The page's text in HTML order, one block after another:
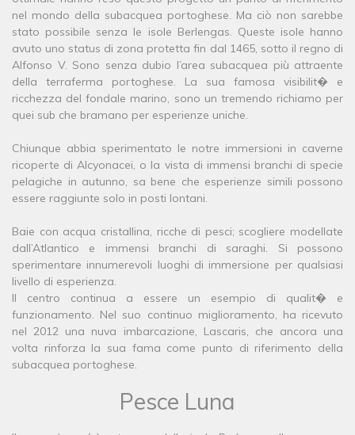
nel mondo della subacquea portoghese. Ma ciò non sarebbe
stato possibile senza le isole Berlengas. Queste isole hanno
avuto uno status di zona protetta fin dal 1465, sotto il regno di
Alfonso V. Sono senza dubio l’area subacquea più attraente
della terraferma portoghese. La sua famosa visibilit� e
ricchezza del fondale marino, sono un tremendo richiamo per
quei sub che bramano per esperienze uniche.
Chiunque abbia sperimentato le notre immersioni in caverne
ricoperte di Alcyonacei, o la vista di immensi branchi di specie
pelagiche in autunno, sa bene che esperienze simili possono
essere raggiunte solo in posti lontani.
Baie con acqua cristallina, ricche di pesci; scogliere modellate
dall’Atlantico e immensi branchi di saraghi. Si possono
sperimentare innumerevoli luoghi di immersione per qualsiasi
livello di esperienza.
Il centro continua a essere un esempio di qualit� e
funzionamento. Nel suo continuo miglioramento, ha ricevuto
nel 2012 una nuva imbarcazione, Lascaris, che ancora una
volta rinforza la sua fama come punto di riferimento della
subacquea portoghese.
​Pesce Luna